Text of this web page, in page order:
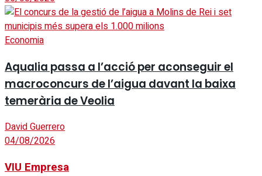
Economia
Aqualia passa a l’acció per aconseguir el
macroconcurs de l’aigua davant la baixa
temerària de Veolia
David Guerrero
04/08/2026
VIU Empresa